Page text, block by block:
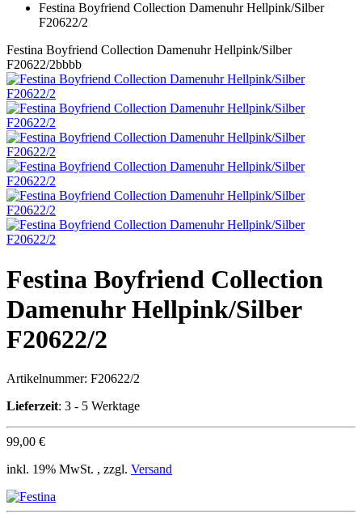
Festina Boyfriend Collection Damenuhr Hellpink/Silber
F20622/2
Festina Boyfriend Collection Damenuhr Hellpink/Silber
F20622/2bbbb
Festina Boyfriend Collection
Damenuhr Hellpink/Silber
F20622/2
Artikelnummer: F20622/2
Lieferzeit: 3 - 5 Werktage
99,00 €
inkl. 19% MwSt. , zzgl. Versand